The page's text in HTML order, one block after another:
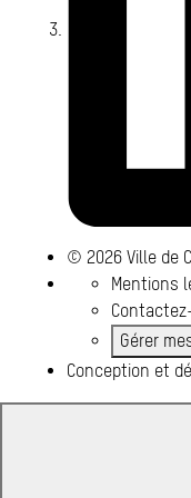
© 2026 Ville de
Mentions
Gérer
Conception et